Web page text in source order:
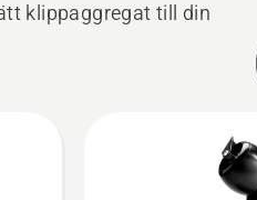
klippaggregat till din